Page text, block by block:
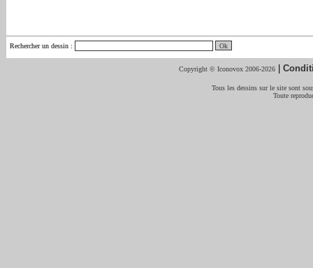
Rechercher un dessin :
Copyright © Iconovox 2006-2026 |
Tous les dessins sur le site sont
Toute